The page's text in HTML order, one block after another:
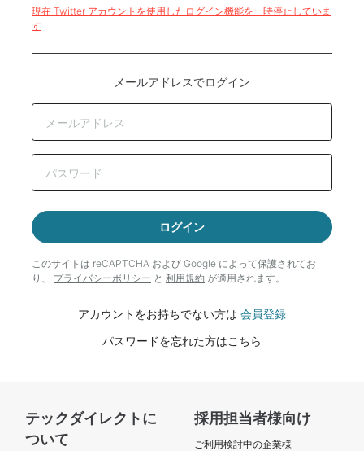
現在 Twitter アカウントを使用したログイン機能を一時停止していま
す
メールアドレスでログイン
ログイン
このサイトは reCAPTCHA および Google によって保護されてお
り、 プライバシーポリシー と 利用規約 が適用されます。
アカウントをお持ちでない方は 会員登録
パスワードを忘れた方はこちら
テックダイレクトに
ついて
採用担当者様向け
ご利用検討中の企業様